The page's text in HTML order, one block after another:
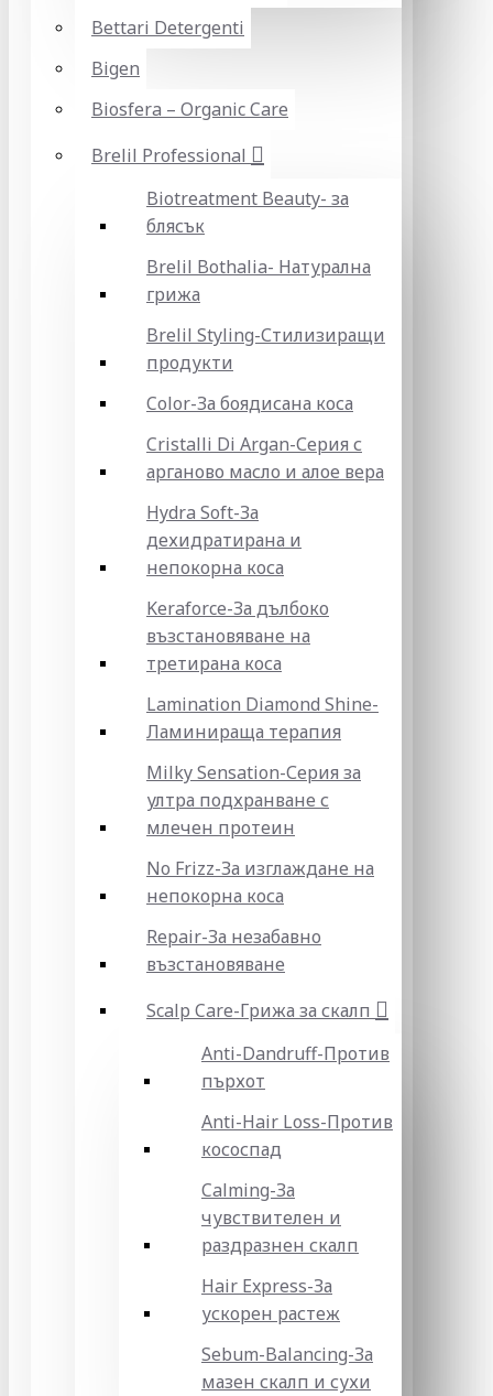
Bettari Detergenti
Bigen
Biosfera – Organic Care
Brelil Professional
Biotreatment Beauty- за
блясък
Brelil Bothalia- Натурална
грижа
Brelil Styling-Стилизиращи
продукти
Color-За боядисана коса
Cristalli Di Argan-Серия с
арганово масло и алое вера
Hydra Soft-За
дехидратирана и
непокорна коса
Keraforce-За дълбоко
възстановяване на
третирана коса
Lamination Diamond Shine-
Ламинираща терапия
Milky Sensation-Серия за
ултра подхранване с
млечен протеин
No Frizz-За изглаждане на
непокорна коса
Repair-За незабавно
възстановяване
Scalp Care-Грижа за скалп
Anti-Dandruff-Против
пърхот
Anti-Hair Loss-Против
кососпад
Calming-За
чувствителен и
раздразнен скалп
Hair Express-За
ускорен растеж
Sebum-Balancing-За
мазен скалп и сухи